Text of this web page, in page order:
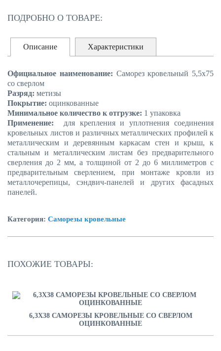
ПОДРОБНО О ТОВАРЕ:
Описание Характеристики
Официальное наименование: Саморез кровельный 5,5х75
со сверлом
Разряд: метизы
Покрытие: оцинкованные
Минимальное количество к отгрузке: 1 упаковка
Применение: для крепления и уплотнения соединения
кровельных листов и различных металлических профилей к
металлическим и деревянным каркасам стен и крыш, к
стальным и металлическим листам без предварительного
сверления до 2 мм, а толщиной от 2 до 6 миллиметров с
предварительным сверлением, при монтаже кровли из
металлочерепицы, сэндвич-панелей и других фасадных
панелей.
Категория: Саморезы кровельные
ПОХОЖИЕ ТОВАРЫ:
6,3Х38 САМОРЕЗЫ КРОВЕЛЬНЫЕ СО СВЕРЛОМ
ОЦИНКОВАННЫЕ